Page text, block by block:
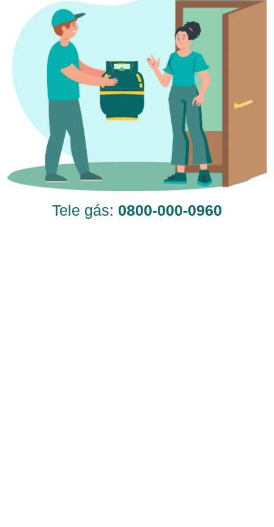
Tele gás: 0800-000-0960